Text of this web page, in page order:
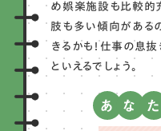
め娯楽施設も比較的
肢も多い傾向がある
きるかも！仕事の息
といえるでしょう。
あ な た